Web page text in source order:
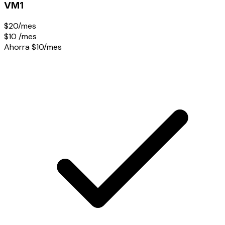
VM1
$20/mes
$10 /mes
Ahorra $10/mes